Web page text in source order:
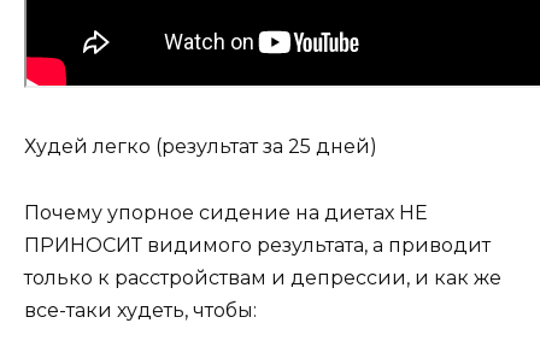
Худей легко (результат за 25 дней)
Почему упорное сидение на диетах НЕ
ПРИНОСИТ видимого результата, а приводит
только к расстройствам и депрессии, и как же
все-таки худеть, чтобы: